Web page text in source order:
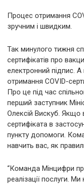
Процес отримання
зручним і швидким.
Так минулого тижня
сертифікатів про
електронний підпис.
отримання СOVID-
Про це під час
перший заступник
Олексій Вискуб. Якщо
сертифіката в
пункту допомоги.
навчить вас, як
“Команда Мінцифри
реалізації послуги.